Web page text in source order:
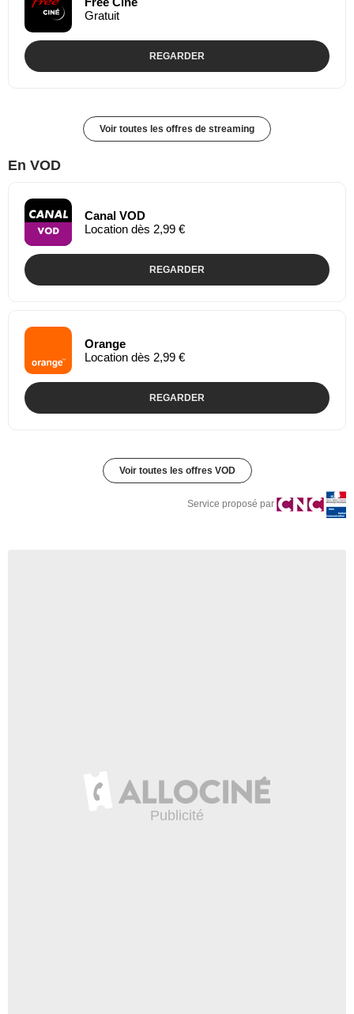
Gratuit
REGARDER
Voir toutes les offres de streaming
En VOD
Canal VOD
Location dès 2,99 €
REGARDER
Orange
Location dès 2,99 €
REGARDER
Voir toutes les offres VOD
Service proposé par